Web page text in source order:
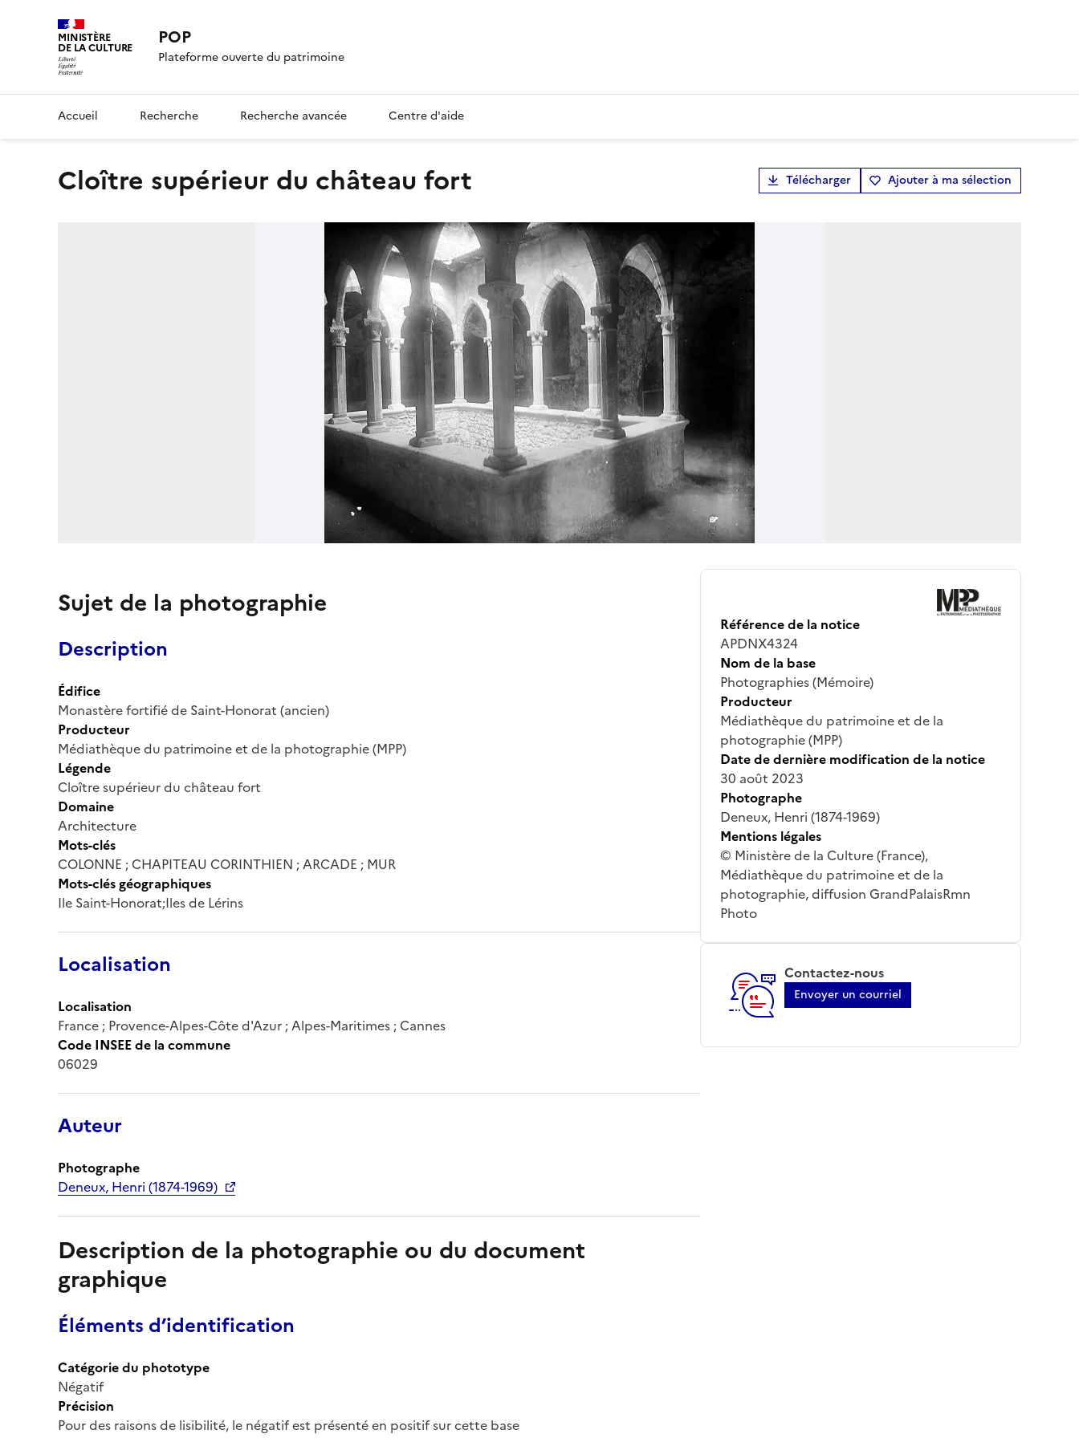
MINISTÈRE
DE LA CULTURE POP
Plateforme ouverte du patrimoine
Accueil Recherche Recherche avancée Centre d'aide
Cloître supérieur du château fort Télécharger Ajouter à ma sélection
Sujet de la photographie
Description
Édifice
Monastère fortifié de Saint-Honorat (ancien)
Producteur
Médiathèque du patrimoine et de la photographie (MPP)
Légende
Cloître supérieur du château fort
Domaine
Architecture
Mots-clés
COLONNE ; CHAPITEAU CORINTHIEN ; ARCADE ; MUR
Mots-clés géographiques
Ile Saint-Honorat;Iles de Lérins
Localisation
Localisation
France ; Provence-Alpes-Côte d'Azur ; Alpes-Maritimes ; Cannes
Code INSEE de la commune
06029
Auteur
Photographe
Deneux, Henri (1874-1969)
Description de la photographie ou du document
graphique
Éléments d’identification
Catégorie du phototype
Négatif
Précision
Pour des raisons de lisibilité, le négatif est présenté en positif sur cette base
Référence de la notice
APDNX4324
Nom de la base
Photographies (Mémoire)
Producteur
Médiathèque du patrimoine et de la
photographie (MPP)
Date de dernière modification de la notice
30 août 2023
Photographe
Deneux, Henri (1874-1969)
Mentions légales
© Ministère de la Culture (France),
Médiathèque du patrimoine et de la
photographie, diffusion GrandPalaisRmn
Photo
Contactez-nous
Envoyer un courriel